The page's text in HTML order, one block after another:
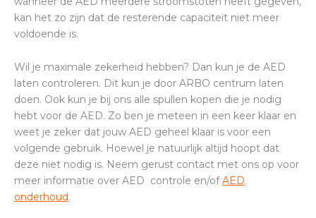
kan het zo zijn dat de resterende capaciteit niet meer
voldoende is.
Wil je maximale zekerheid hebben? Dan kun je de AED
laten controleren. Dit kun je door ARBO centrum laten
doen. Ook kun je bij ons alle spullen kopen die je nodig
hebt voor de AED. Zo ben je meteen in een keer klaar en
weet je zeker dat jouw AED geheel klaar is voor een
volgende gebruik. Hoewel je natuurlijk altijd hoopt dat
deze niet nodig is. Neem gerust contact met ons op voor
meer informatie over AED controle en/ofAED
onderhoud.